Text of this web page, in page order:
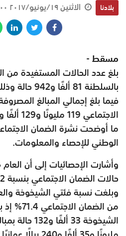
بلادنا الاثنين ١٩/يونيو/٢٠١٧ ٠٤:٠٠ ص
مسقط -
بلغ عدد الحالات المستفيدة من
فيما بلغ إجمالي المبالغ
ما أوضحت نشرة الضمان
الوطني للإحصاء والمعلومات.
حالات الضمان الاجتماعي بنسبة 3.2% عن العام 2015.
وبلغت نسبة فئتي الشيخوخة
من الضمان